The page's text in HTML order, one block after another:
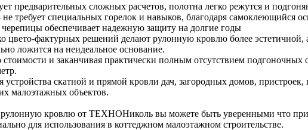
предварительных сложных расчетов, полотна легко режутся и
требует специальных горелок и навыков, благодаря самоклеющийся
обеспечивает надежную защиту на долгие годы
цвето-фактурных решений делают рулонную кровлю более
ложится на неидеальное основание.
и заканчивая практически полным отсутствием подгоночных
устройства скатной и прямой кровли дач, загородных домов, пристроек,
малоэтажных объектов.
кровлю от ТЕХНОНиколь вы можете быть уверенными что
для использования в коттеджном малоэтажном строительстве.